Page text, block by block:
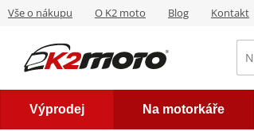
Vše o nákupu O K2 moto Blog Kontakt
Výprodej Na motorkáře